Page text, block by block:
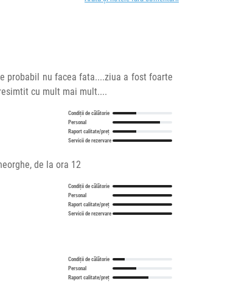
probabil nu facea fata....ziua a fost foarte
cu mult mai mult....
Condiții de călătorie
Personal
Raport calitate/preț
Servicii de rezervare
de la ora 12
Condiții de călătorie
Personal
Raport calitate/preț
Servicii de rezervare
Condiții de călătorie
Personal
Raport calitate/preț